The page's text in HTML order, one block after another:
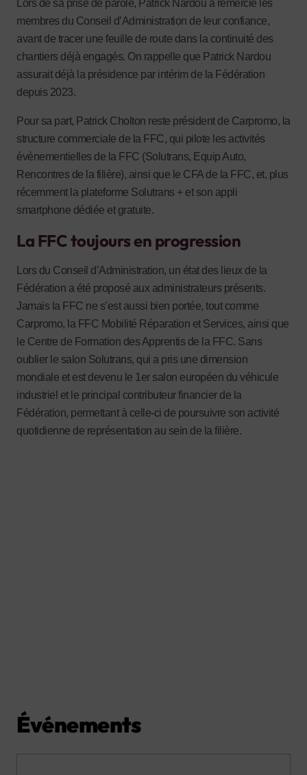
Lors de sa prise de parole, Patrick Nardou a remercié les
membres du Conseil d’Administration de leur confiance,
avant de tracer une feuille de route dans la continuité des
chantiers déjà engagés. On rappelle que Patrick Nardou
assurait déjà la présidence par intérim de la Fédération
depuis 2023.
Pour sa part, Patrick Cholton reste président de Carpromo, la
structure commerciale de la FFC, qui pilote les activités
évènementielles de la FFC (Solutrans, Equip Auto,
Rencontres de la filière), ainsi que le CFA de la FFC, et, plus
récemment la plateforme Solutrans + et son appli
smartphone dédiée et gratuite.
La FFC toujours en progression
Lors du Conseil d’Administration, un état des lieux de la
Fédération a été proposé aux administrateurs présents.
Jamais la FFC ne s’est aussi bien portée, tout comme
Carpromo, la FFC Mobilité Réparation et Services, ainsi que
le Centre de Formation des Apprentis de la FFC. Sans
oublier le salon Solutrans, qui a pris une dimension
mondiale et est devenu le 1er salon européen du véhicule
industriel et le principal contributeur financier de la
Fédération, permettant à celle-ci de poursuivre son activité
quotidienne de représentation au sein de la filière.
Événements